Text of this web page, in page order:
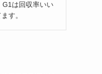
G1は回収率いい
す。